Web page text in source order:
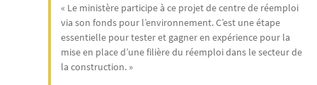
« Le ministère participe à ce projet de centre de réemploi
via son fonds pour l’environnement. C’est une étape
essentielle pour tester et gagner en expérience pour la
mise en place d’une filière du réemploi dans le secteur de
la construction. »